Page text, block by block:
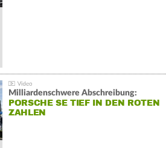
Milliardenschwere Abschreibung:
PORSCHE SE TIEF IN DEN ROTEN
ZAHLEN